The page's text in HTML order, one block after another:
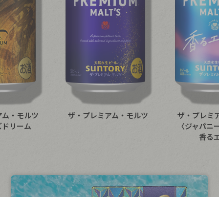
・モルツ
リーム
ザ・プレミアム・モルツ
ザ・プレミ
〈ジャパニ
香る